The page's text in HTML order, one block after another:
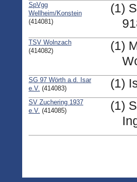
SpVgg
Wellheim/Konstein
(414081)
(1)
TSV Wolnzach
(414082)
(1)
SG 97 Wörth a.d. Isar
e.V. (414083) (1)
SV Zuchering 1937
e.V. (414085)
(1)